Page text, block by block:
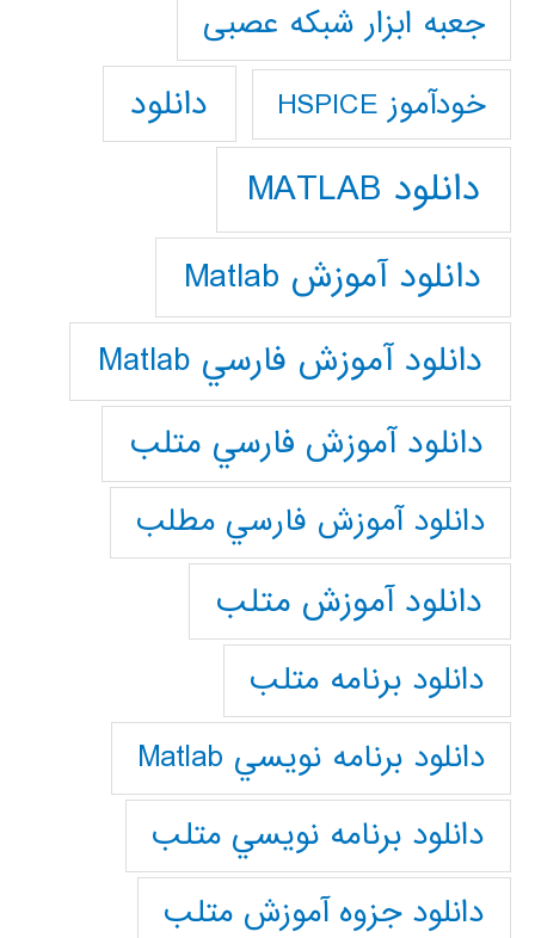
جعبه ابزار شبکه عصبی
خودآموز HSPICE دانلود
دانلود MATLAB
دانلود آموزش Matlab
دانلود آموزش فارسي Matlab
دانلود آموزش فارسي متلب
دانلود آموزش فارسي مطلب
دانلود آموزش متلب
دانلود برنامه متلب
دانلود برنامه نويسي Matlab
دانلود برنامه نويسي متلب
دانلود جزوه آموزش متلب